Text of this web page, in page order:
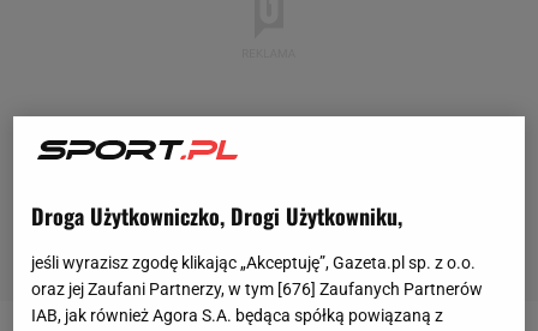
Droga Użytkowniczko, Drogi Użytkowniku,
jeśli wyrazisz zgodę klikając „Akceptuję”, Gazeta.pl sp. z o.o.
oraz jej Zaufani Partnerzy, w tym [676] Zaufanych Partnerów
IAB, jak również Agora S.A. będąca spółką powiązaną z